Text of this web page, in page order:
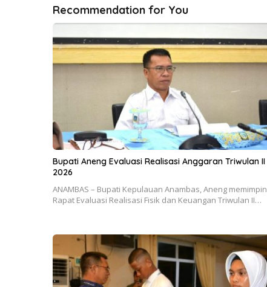
Recommendation for You
Bupati Aneng Evaluasi Realisasi Anggaran Triwulan II
2026
ANAMBAS – Bupati Kepulauan Anambas, Aneng memimpin
Rapat Evaluasi Realisasi Fisik dan Keuangan Triwulan II…